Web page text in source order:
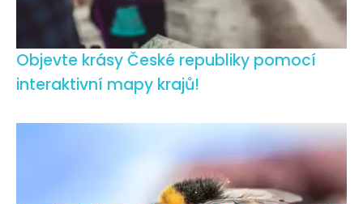
Objevte krásy České republiky pomocí
interaktivní mapy krajů!